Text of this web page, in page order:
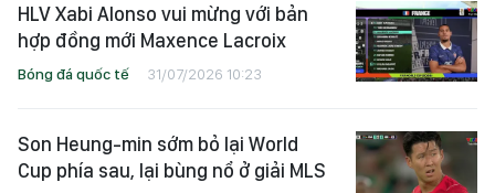
HLV Xabi Alonso vui mừng với bản
hợp đồng mới Maxence Lacroix
Bóng đá quốc tế 31/07/2026 10:23
Son Heung-min sớm bỏ lại World
Cup phía sau, lại bùng nổ ở giải MLS